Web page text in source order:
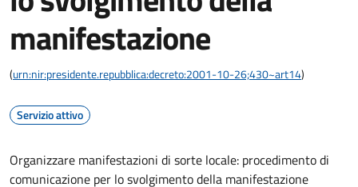
manifestazione
(urn:nir:presidente.repubblica:decreto:2001-10-26;430~art14)
Servizio attivo
Organizzare manifestazioni di sorte locale: procedimento di
comunicazione per lo svolgimento della manifestazione